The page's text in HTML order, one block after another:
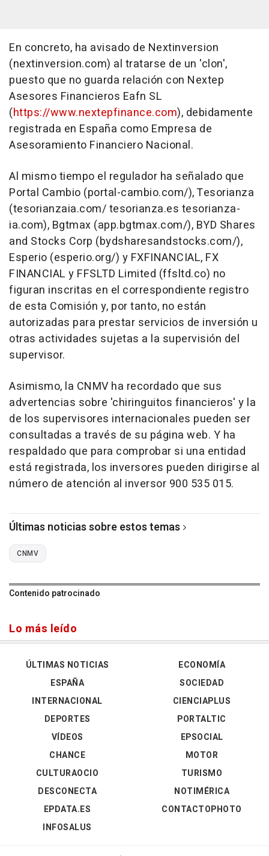
En concreto, ha avisado de Nextinversion
(nextinversion.com) al tratarse de un 'clon',
puesto que no guarda relación con Nextep
Asesores Financieros Eafn SL
(https://www.nextepfinance.com), debidamente
registrada en España como Empresa de
Asesoramiento Financiero Nacional.
Al mismo tiempo el regulador ha señalado que
Portal Cambio (portal-cambio.com/), Tesorianza
(tesorianzaia.com/ tesorianza.es tesorianza-
ia.com), Bgtmax (app.bgtmax.com/), BYD Shares
and Stocks Corp (bydsharesandstocks.com/),
Esperio (esperio.org/) y FXFINANCIAL, FX
FINANCIAL y FFSLTD Limited (ffsltd.co) no
figuran inscritas en el correspondiente registro
de esta Comisión y, por tanto, no están
autorizadas para prestar servicios de inversión u
otras actividades sujetas a la supervisión del
supervisor.
Asimismo, la CNMV ha recordado que sus
advertencias sobre 'chiringuitos financieros' y la
de los supervisores internacionales pueden ser
consultadas a través de su página web. Y ha
respaldado que para comprobar si una entidad
está registrada, los inversores pueden dirigirse al
número de atención al inversor 900 535 015.
Últimas noticias sobre estos temas
CNMV
Contenido patrocinado
Lo más leído
ÚLTIMAS NOTICIAS
ESPAÑA
INTERNACIONAL
DEPORTES
VÍDEOS
ECONOMÍA
SOCIEDAD
CIENCIAPLUS
PORTALTIC
EPSOCIAL
CHANCE
CULTURAOCIO
DESCONECTA
EPDATA.ES
INFOSALUS
MOTOR
TURISMO
NOTIMÉRICA
CONTACTOPHOTO